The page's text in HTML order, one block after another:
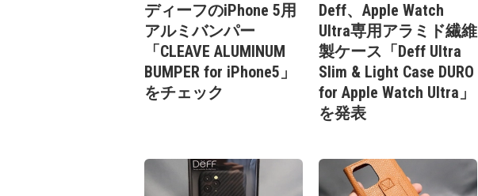
ディーフのiPhone 5用
アルミバンパー
「CLEAVE ALUMINUM
BUMPER for iPhone5」
をチェック
Deff、Apple Watch
Ultra専用アラミド繊維
製ケース「Deff Ultra
Slim & Light Case DURO
for Apple Watch Ultra」
を発表